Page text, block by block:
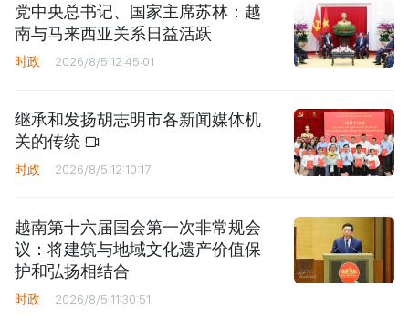
党中央总书记、国家主席苏林：越
南与马来西亚关系日益活跃
时政 2026/8/5 12:45:01
继承和发扬胡志明市各新闻媒体机
关的传统
时政 2026/8/5 12:10:17
越南第十六届国会第一次非常规会
议：将建筑与地域文化遗产价值保
护和弘扬相结合
时政 2026/8/5 11:30:51